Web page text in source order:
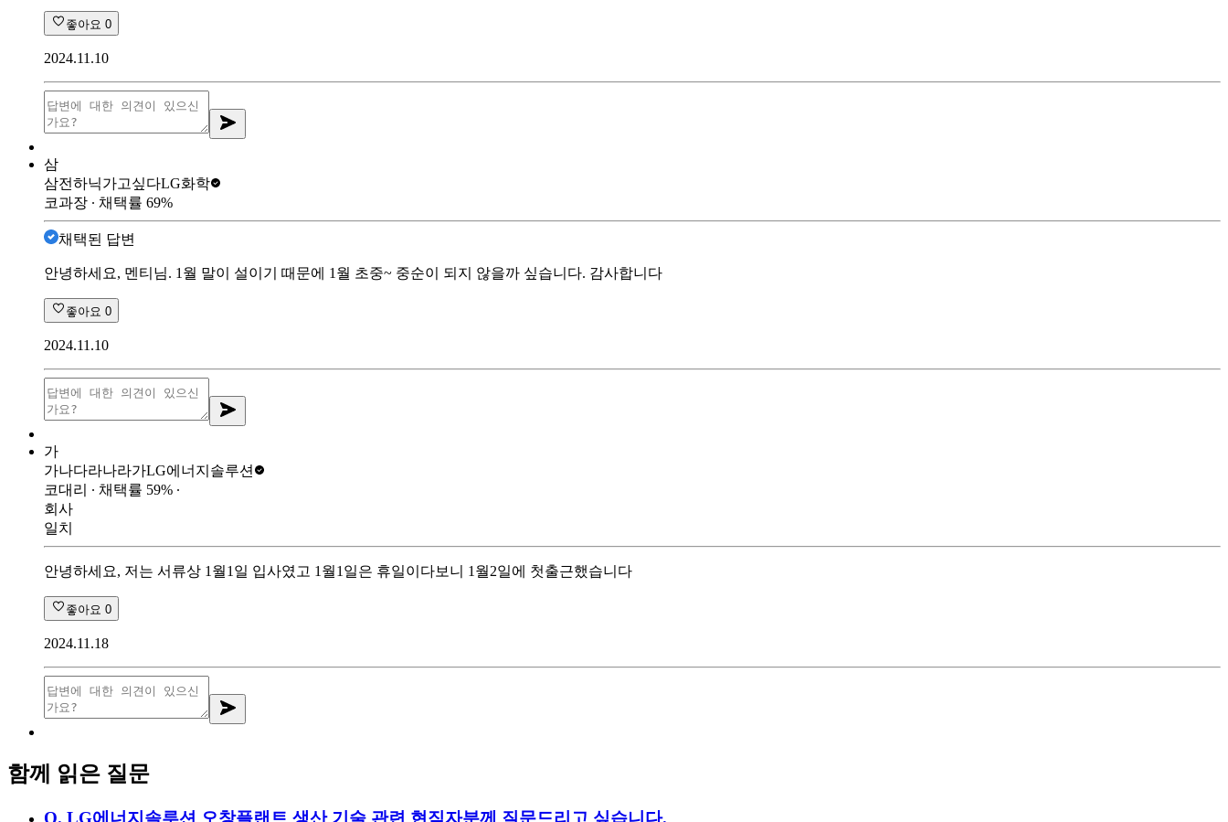
좋아요 0
2024.11.10
삼
삼전하닉가고싶다LG화학
코과장 ∙ 채택률 69%
채택된 답변
안녕하세요, 멘티님. 1월 말이 설이기 때문에 1월 초중~ 중순이 되지 않을까 싶습니다. 감사합니다
좋아요 0
2024.11.10
가
가나다라나라가LG에너지솔루션
코대리 ∙ 채택률 59% ∙
회사
일치
안녕하세요, 저는 서류상 1월1일 입사였고 1월1일은 휴일이다보니 1월2일에 첫출근했습니다
좋아요 0
2024.11.18
함께 읽은 질문
Q. LG에너지솔루션 오창플랜트 생산 기술 관련 현직자분께 질문드리고 싶습니다.